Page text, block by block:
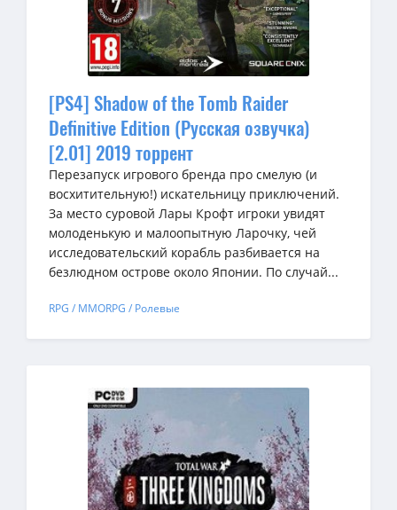
[PS4] Shadow of the Tomb Raider
Definitive Edition (Русская озвучка)
[2.01] 2019 торрент
Перезапуск игрового бренда про смелую (и
восхитительную!) искательницу приключений.
За место суровой Лары Крофт игроки увидят
молоденькую и малоопытную Ларочку, чей
исследовательский корабль разбивается на
безлюдном острове около Японии. По случай...
RPG / MMORPG / Ролевые